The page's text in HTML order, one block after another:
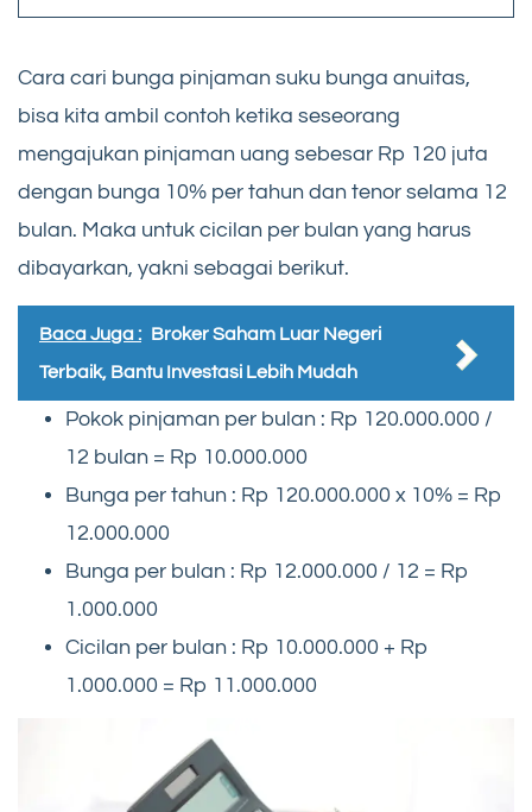
Cara cari bunga pinjaman suku bunga anuitas,
bisa kita ambil contoh ketika seseorang
mengajukan pinjaman uang sebesar Rp 120 juta
dengan bunga 10% per tahun dan tenor selama 12
bulan. Maka untuk cicilan per bulan yang harus
dibayarkan, yakni sebagai berikut.
Baca Juga : Broker Saham Luar Negeri
Terbaik, Bantu Investasi Lebih Mudah
Pokok pinjaman per bulan : Rp 120.000.000 /
12 bulan = Rp 10.000.000
Bunga per tahun : Rp 120.000.000 x 10% = Rp
12.000.000
Bunga per bulan : Rp 12.000.000 / 12 = Rp
1.000.000
Cicilan per bulan : Rp 10.000.000 + Rp
1.000.000 = Rp 11.000.000